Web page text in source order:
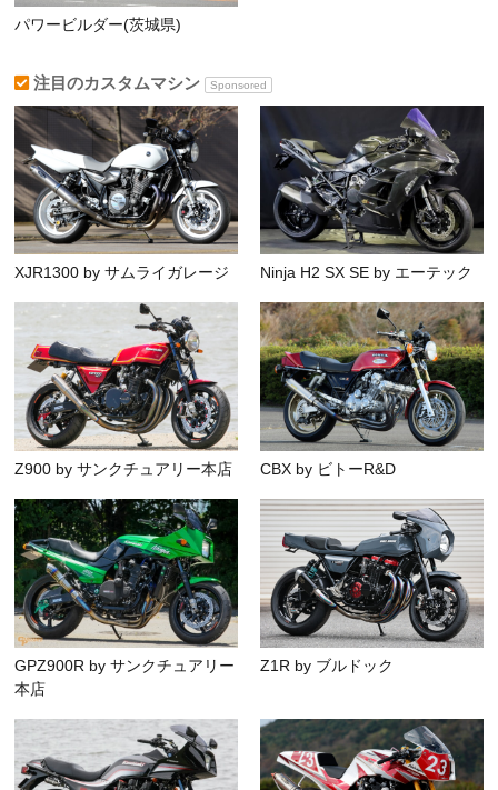
パワービルダー(茨城県)
注目のカスタムマシン Sponsored
XJR1300 by サムライガレージ Ninja H2 SX SE by エーテック
Z900 by サンクチュアリー本店 CBX by ビトーR&D
GPZ900R by サンクチュアリー
本店
Z1R by ブルドック